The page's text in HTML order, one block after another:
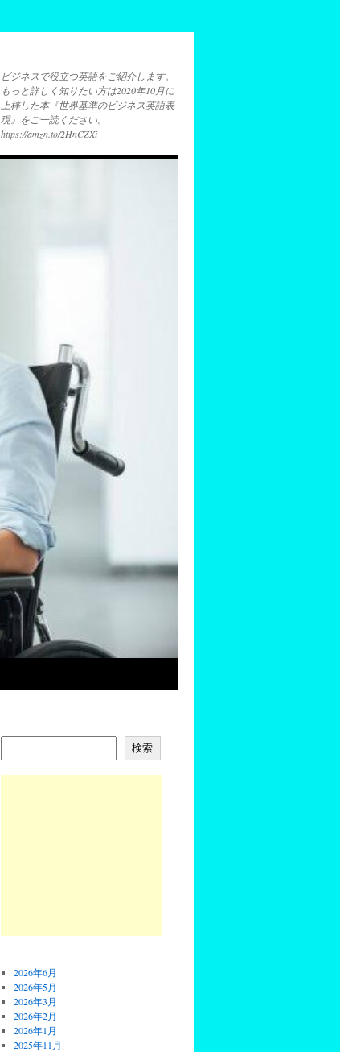
ビジネスで役立つ英語をご紹介します。
もっと詳しく知りたい方は2020年10月に
上梓した本『世界基準のビジネス英語表
現』をご一読ください。
https://amzn.to/2HnCZXi
検索
2026年6月
2026年5月
2026年3月
2026年2月
2026年1月
2025年11月